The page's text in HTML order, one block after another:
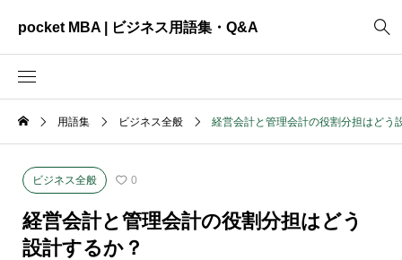
pocket MBA | ビジネス用語集・Q&A
ビジネス全般 2465
資料作成
創業計画
用語集 ビジネス全般 経営会計と管理会計の役割分担はどう
ビジネス全般 0
経営会計と管理会計の役割分担はどう
設計するか？